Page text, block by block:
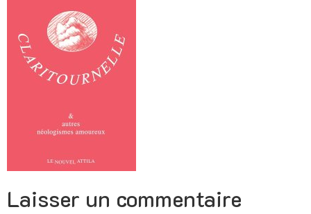
Laisser un commentaire